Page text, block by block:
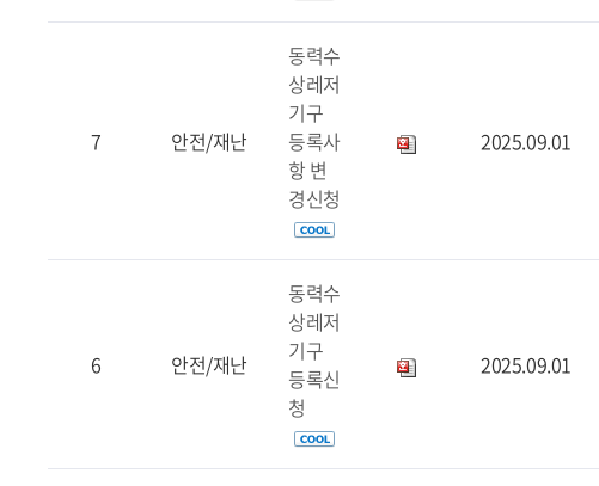
7 안전/재난
동력수
상레저
기구
등록사
항 변
경신청
2025.09.01
6 안전/재난
동력수
상레저
기구
등록신
청
2025.09.01